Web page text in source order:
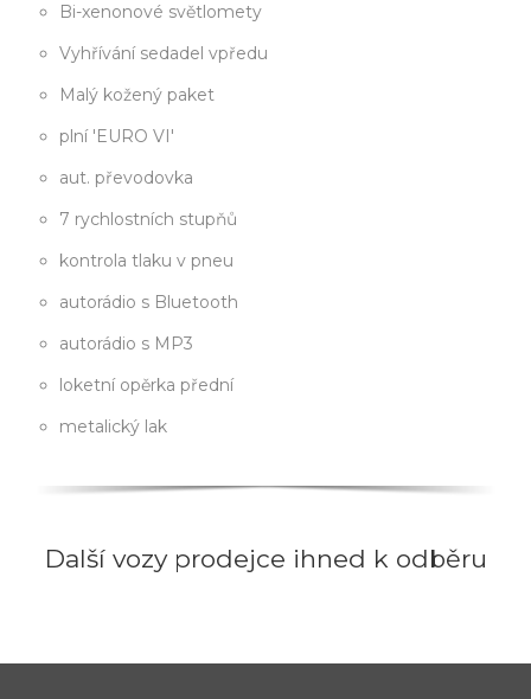
Bi-xenonové světlomety
Vyhřívání sedadel vpředu
Malý kožený paket
plní 'EURO VI'
aut. převodovka
7 rychlostních stupňů
kontrola tlaku v pneu
autorádio s Bluetooth
autorádio s MP3
loketní opěrka přední
metalický lak
Další vozy prodejce ihned k odběru